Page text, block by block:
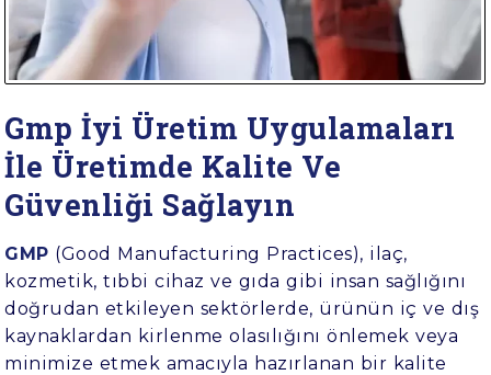
Gmp İyi Üretim Uygulamaları
İle Üretimde Kalite Ve
Güvenliği Sağlayın
GMP (Good Manufacturing Practices), ilaç,
kozmetik, tıbbi cihaz ve gıda gibi insan sağlığını
doğrudan etkileyen sektörlerde, ürünün iç ve dış
kaynaklardan kirlenme olasılığını önlemek veya
minimize etmek amacıyla hazırlanan bir kalite